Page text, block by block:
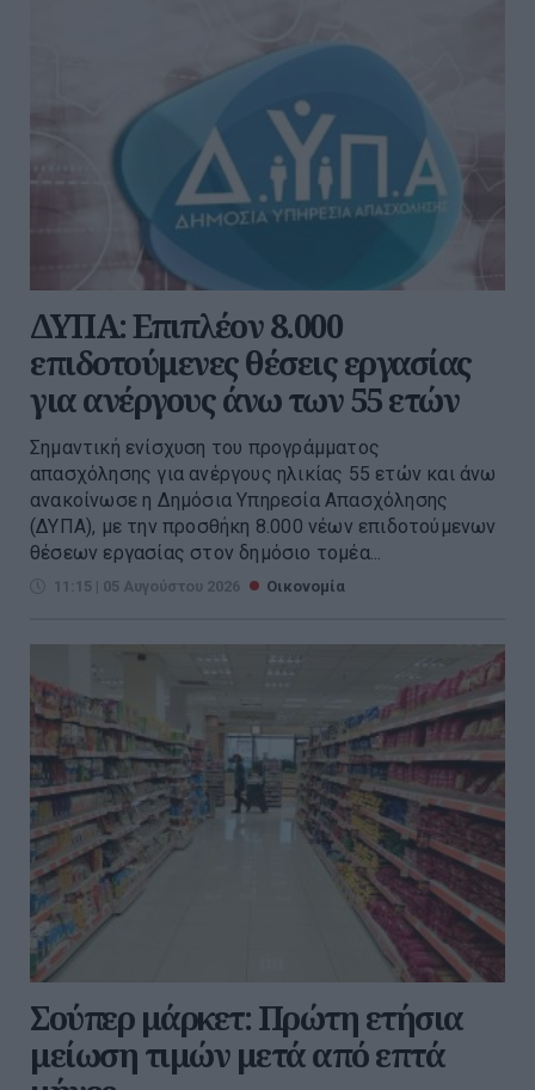
ΔΥΠΑ: Επιπλέον 8.000
επιδοτούμενες θέσεις εργασίας
για ανέργους άνω των 55 ετών
Σημαντική ενίσχυση του προγράμματος
απασχόλησης για ανέργους ηλικίας 55 ετών και άνω
ανακοίνωσε η Δημόσια Υπηρεσία Απασχόλησης
(ΔΥΠΑ), με την προσθήκη 8.000 νέων επιδοτούμενων
θέσεων εργασίας στον δημόσιο τομέα...
11:15 | 05 Αυγούστου 2026 Οικονομία
Σούπερ μάρκετ: Πρώτη ετήσια
μείωση τιμών μετά από επτά